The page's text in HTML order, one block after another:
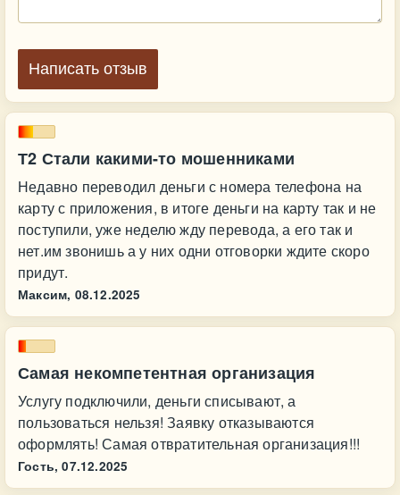
Т2 Стали какими-то мошенниками
Недавно переводил деньги с номера телефона на
карту с приложения, в итоге деньги на карту так и не
поступили, уже неделю жду перевода, а его так и
нет.им звонишь а у них одни отговорки ждите скоро
придут.
Максим, 08.12.2025
Самая некомпетентная организация
Услугу подключили, деньги списывают, а
пользоваться нельзя! Заявку отказываются
оформлять! Самая отвратительная организация!!!
Гость, 07.12.2025
Написать отзыв